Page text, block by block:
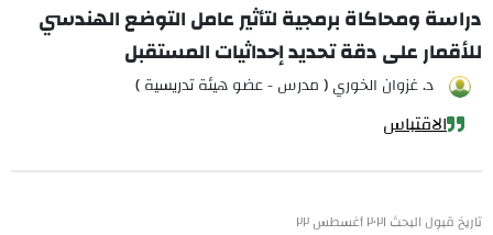
دراسة ومحاكاة برمجية لتأثير عامل التوضع الهندسي
للأقمار على دقة تحديد إحداثيات المستقبل
د. غزوان الخوري ( مدرس - عضو هيئة تدريسية )
الاقتباس
تاريخ قبول البحث ٢٠٢١ أغسطس ٢٢